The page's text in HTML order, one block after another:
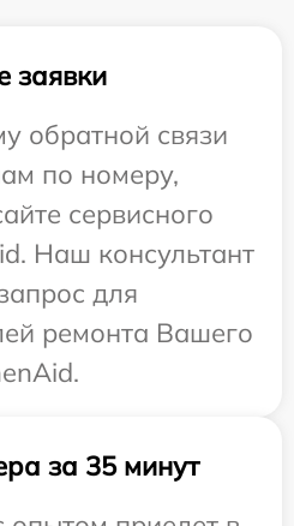
заявки
обратной связи
по номеру,
сервисного
Наш консультант
для
ремонта Вашего
за 35 минут